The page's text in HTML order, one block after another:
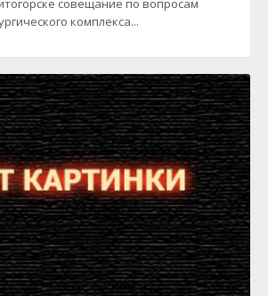
совещание по вопросам
комплекса...